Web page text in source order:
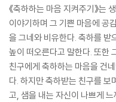
《축하하는 마음 지켜주기》는
이야기하며 그 기쁜 마음에 공
을 그네와 비유한다. 축하를 받
높이 떠오른다고 말한다. 또한
친구에게 축하하는 마음을 건
다. 하지만 축하받는 친구를 보
고, 샘을 내는 자신이 나쁘게